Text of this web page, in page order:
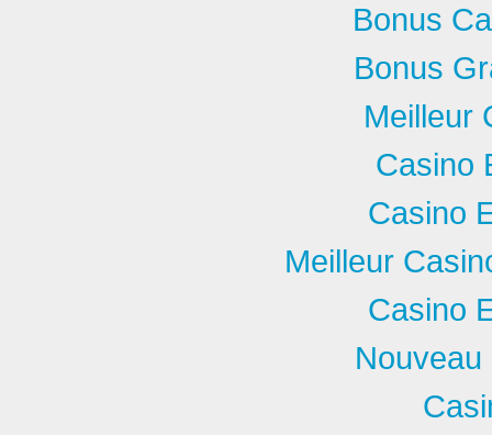
Bonus
Bonus
Meilleur
Casino
Casino
Meilleur
Casino